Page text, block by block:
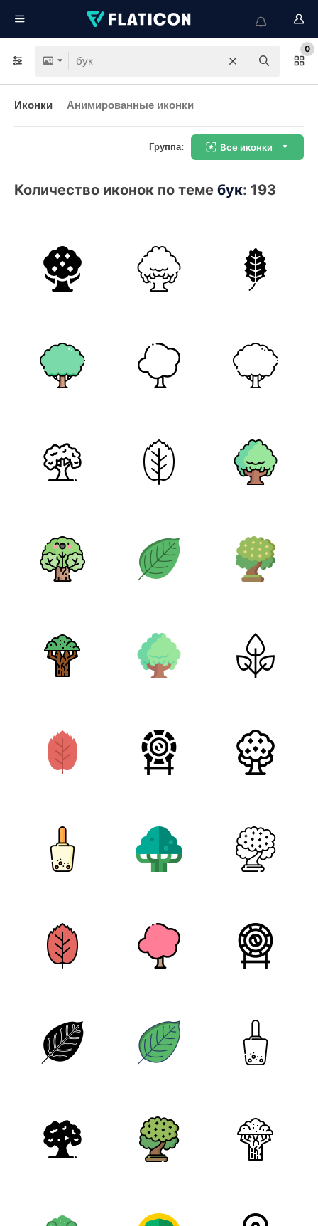
0
Иконки Анимированные иконки
Группа: Все иконки
Количество иконок по теме бук: 193